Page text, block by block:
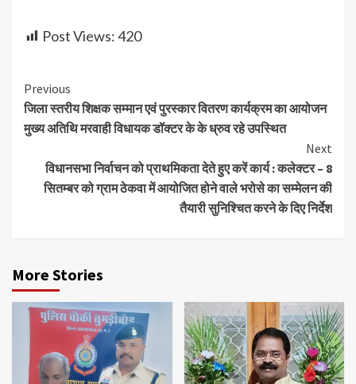
Post Views:420
Continue
Reading
Previous
जिला स्तरीय शिक्षक सम्मान एवं पुरस्कार वितरण कार्यक्रम का आयोजन
मुख्य अतिथि मरवाही विधायक डॉक्टर के के ध्रुव रहे उपस्थित
Next
विधानसभा निर्वाचन को प्राथमिकता देते हुए करें कार्य : कलेक्टर – 8
सितम्बर को ग्राम ठेकवा में आयोजित होने वाले भरोसे का सम्मेलन की
तैयारी सुनिश्चित करने के दिए निर्देश
More Stories